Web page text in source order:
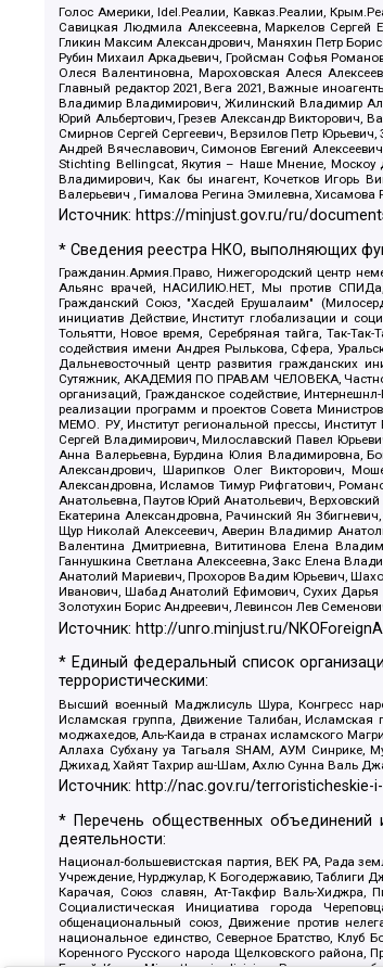
Голос Америки, Idel.Реалии, Кавказ.Реалии,
Савицкая Людмила Алексеевна, Маркелов Сергей
Гликин Максим Александрович, Маняхин Петр
Рубин Михаил Аркадьевич, Гройсман Софья
Олеся Валентиновна, Мароховская Алеся
Главный редактор 2021, Вега 2021, Важные
Владимир Владимирович, Жилинский Владимир
Юрий Альбертович, Грезев Александр Викторович,
Смирнов Сергей Сергеевич, Верзилов Петр
Андрей Вячеславович, Симонов Евгений
Stichting Bellingcat, Якутия – Наше Мнение, Москоу
Владимирович, Как бы инагент, Кочетков Игорь
Валерьевич , Гималова Регина Эмилевна, Хисамова
Источник: https://minjust.gov.ru/ru/
* Сведения реестра НКО, выполняющих
Гражданин.Армия.Право, Нижегородский центр
Альянс врачей, НАСИЛИЮ.НЕТ, Мы против СПИДа,
Гражданский Союз, "Хасдей Ерушалаим"
инициатив Действие, Институт глобализации и
Тольятти, Новое время, Серебряная тайга, Так-
содействия имени Андрея Рылькова, Сфера,
Дальневосточный центр развития гражданских
Сутяжник, АКАДЕМИЯ ПО ПРАВАМ ЧЕЛОВЕКА, Частное
организаций, Гражданское содействие,
реализации программ и проектов Совета
МЕМО. РУ, Институт региональной прессы,
Сергей Владимирович, Милославский Павел
Анна Валерьевна, Бурдина Юлия Владимировна,
Александрович, Шарипков Олег Викторович,
Александровна, Исламов Тимур Рифгатович,
Анатольевна, Паутов Юрий Анатольевич,
Екатерина Александровна, Рачинский Ян
Щур Николай Алексеевич, Аверин Владимир
Валентина Дмитриевна, Вититинова Елена
Ганнушкина Светлана Алексеевна, Закс Елена
Анатолий Мариевич, Прохоров Вадим Юрьевич,
Иванович, Шабад Анатолий Ефимович, Сухих Дарья
Золотухин Борис Андреевич, Левинсон Лев
Источник: http://unro.minjust.ru/
* Единый федеральный список
террористическими:
Высший военный Маджлисуль Шура, Конгресс
Исламская группа, Движение Талибан,
моджахедов, Аль-Каида в странах исламского
Аллаха Субхану уа Тагьаля SHAM, АУМ Синрике,
Джихад, Хайят Тахрир аш-Шам, Ахлю Сунна Валь
Источник: http://nac.gov.ru/terroristicheskie-
* Перечень общественных объединений
деятельности:
Национал-большевистская партия, ВЕК РА, Рада
Учреждение, Нурджулар, К Богодержавию, Таблиги
Карачая, Союз славян, Ат-Такфир Валь-Хиджра,
Социалистическая Инициатива города
общенациональный союз, Движение против
национальное единство, Северное Братство,
Коренного Русского народа Щелковского района,